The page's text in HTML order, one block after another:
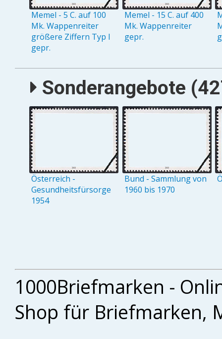
Memel - 5 C. auf 100
Mk. Wappenreiter
größere Ziffern Typ I
gepr.
Memel - 15 C. auf 400
Mk. Wappenreiter
gepr.
Sonderangebote
Österreich -
Gesundheitsfürsorge
1954
Bund - Sammlung von
1960 bis 1970
1000Briefmarken -
Shop für Briefmarken,